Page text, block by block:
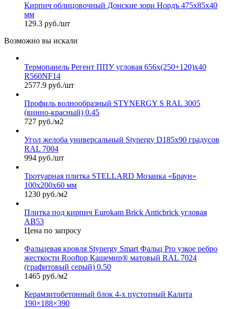
Кирпич облицовочный Донские зори Нордъ 475х85х40
мм
129.3 руб./шт
Возможно вы искали
Термопанель Регент ППУ угловая 656х(250+120)х40
R560NF14
2577.9 руб./шт
Профиль волнообразный STYNERGY S RAL 3005
(винно-красный) 0.45
727 руб./м2
Угол желоба универсальный Stynergy D185х90 градусов
RAL 7004
994 руб./шт
Тротуарная плитка STELLARD Мозаика «Браун»
100х200х60 мм
1230 руб./м2
Плитка под кирпич Eurokam Brick Anticbrick угловая
АВ53
Цена по запросу
Фальцевая кровля Stynergy Smart Фальц Pro узкое ребро
жесткости Rooftop Кашемир® матовый RAL 7024
(графитовый серый) 0.50
1465 руб./м2
Керамзитобетонный блок 4-х пустотный Калита
190×188×390